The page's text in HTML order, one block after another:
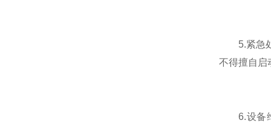
5.紧急处
不得擅自启
6.设备维